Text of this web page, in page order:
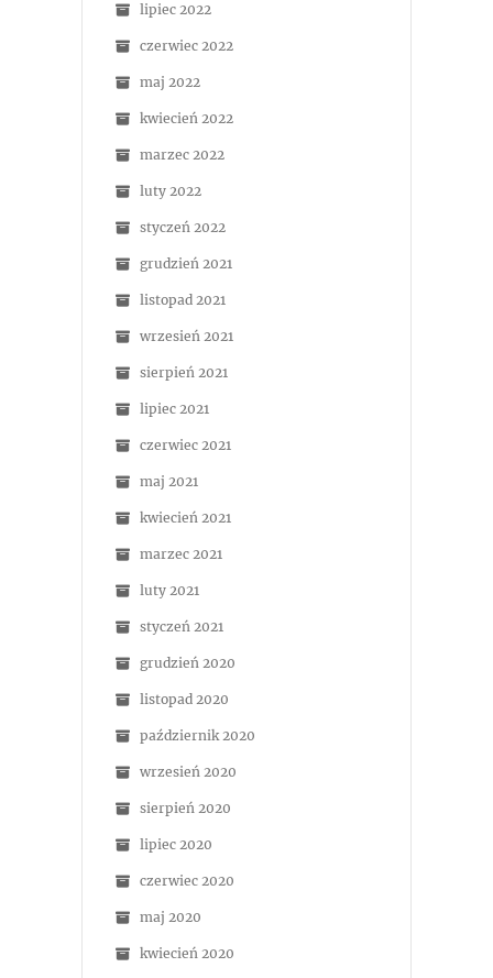
lipiec 2022
czerwiec 2022
maj 2022
kwiecień 2022
marzec 2022
luty 2022
styczeń 2022
grudzień 2021
listopad 2021
wrzesień 2021
sierpień 2021
lipiec 2021
czerwiec 2021
maj 2021
kwiecień 2021
marzec 2021
luty 2021
styczeń 2021
grudzień 2020
listopad 2020
październik 2020
wrzesień 2020
sierpień 2020
lipiec 2020
czerwiec 2020
maj 2020
kwiecień 2020